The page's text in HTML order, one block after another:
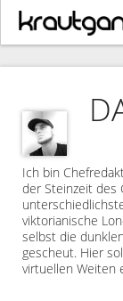
Ich bin
der Steinzeit des
viktorianische
selbst die
gescheut. Hier
virtuellen Weiten